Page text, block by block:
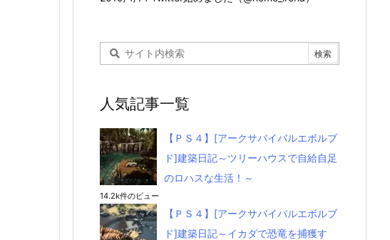
人気記事一覧
【ＰＳ４】[アークサバイバルエボルブ
ド]建築日記～ツリーハウスで自給自足
のロハスな生活！～
14.2k件のビュー
【ＰＳ４】[アークサバイバルエボルブ
ド]建築日記～イカダで恐竜を捕獲す